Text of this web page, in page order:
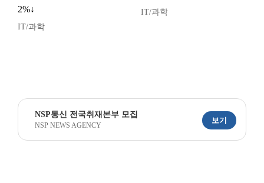
2%↓
IT/과학
IT/과학
NSP통신 전국취재본부 모집
NSP NEWS AGENCY
보기